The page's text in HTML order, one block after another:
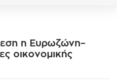
η Ευρωζώνη–
οικονομικής